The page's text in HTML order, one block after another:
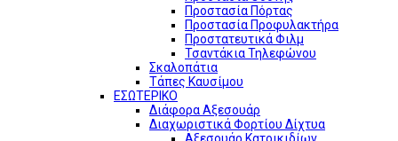
Προστασία Πόρτας
Προστασία Προφυλακτήρα
Προστατευτικά Φιλμ
Τσαντάκια Τηλεφώνου
Σκαλοπάτια
Τάπες Καυσίμου
ΕΣΩΤΕΡΙΚΟ
Διάφορα Αξεσουάρ
Διαχωριστικά Φορτίου Δίχτυα